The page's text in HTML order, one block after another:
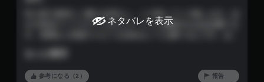
す
ネタバレを表示
かの有名テトリスゲームならテトリス２連鎖すればほぼ勝てま
イヤーやアジアのプレイヤーと１０００回以上マッチングし
楽しかったのですが、しかしぷよぷよテトリス２では超高速の
参考になる（2） 報告